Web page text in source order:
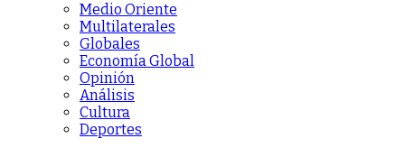
Medio Oriente
Multilaterales
Globales
Economía Global
Opinión
Análisis
Cultura
Deportes